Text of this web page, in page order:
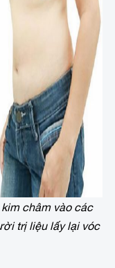
châm vào các
trị liệu lấy lại vóc